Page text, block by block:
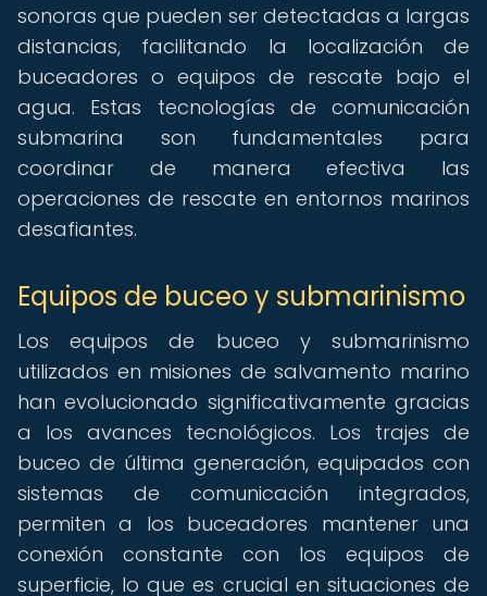
sonoras que pueden ser detectadas a largas
distancias, facilitando la localización de
buceadores o equipos de rescate bajo el
agua. Estas tecnologías de comunicación
submarina son fundamentales para
coordinar de manera efectiva las
operaciones de rescate en entornos marinos
desafiantes.
Equipos de buceo y submarinismo
Los equipos de buceo y submarinismo
utilizados en misiones de salvamento marino
han evolucionado significativamente gracias
a los avances tecnológicos. Los trajes de
buceo de última generación, equipados con
sistemas de comunicación integrados,
permiten a los buceadores mantener una
conexión constante con los equipos de
superficie, lo que es crucial en situaciones de